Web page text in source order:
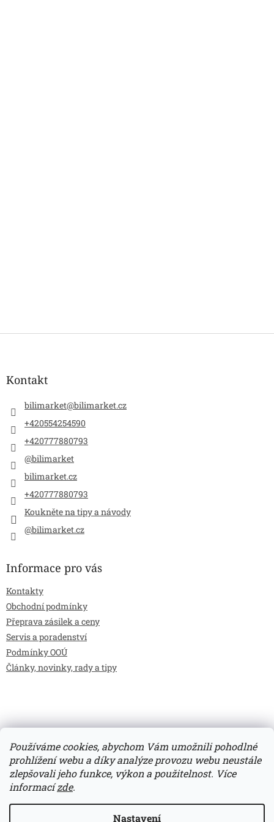
Používáme cookies, abychom Vám umožnili pohodlné
prohlížení webu a díky analýze provozu webu neustále
zlepšovali jeho funkce, výkon a použitelnost. Více
informacízde.
Nastavení
Z
Kontakt
bilimarket@bilimarket.cz
+420554254590
+420777880793
@bilimarket
bilimarket.cz
+420777880793
Koukněte na tipy a návody
@bilimarket.cz
Informace pro vás
Kontakty
Obchodní podmínky
Přeprava zásilek a ceny
Servis a poradenství
Podmínky OOÚ
Články, novinky, rady a tipy
Vytvořil Shoptet
Bilimarket.cz
. Všechna práva vyhrazena.